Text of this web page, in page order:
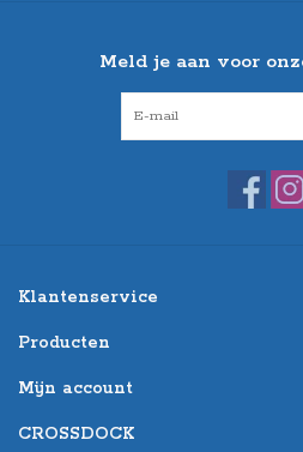
Meld je aan voor
Klantenservice
Producten
Mijn account
CROSSDOCK